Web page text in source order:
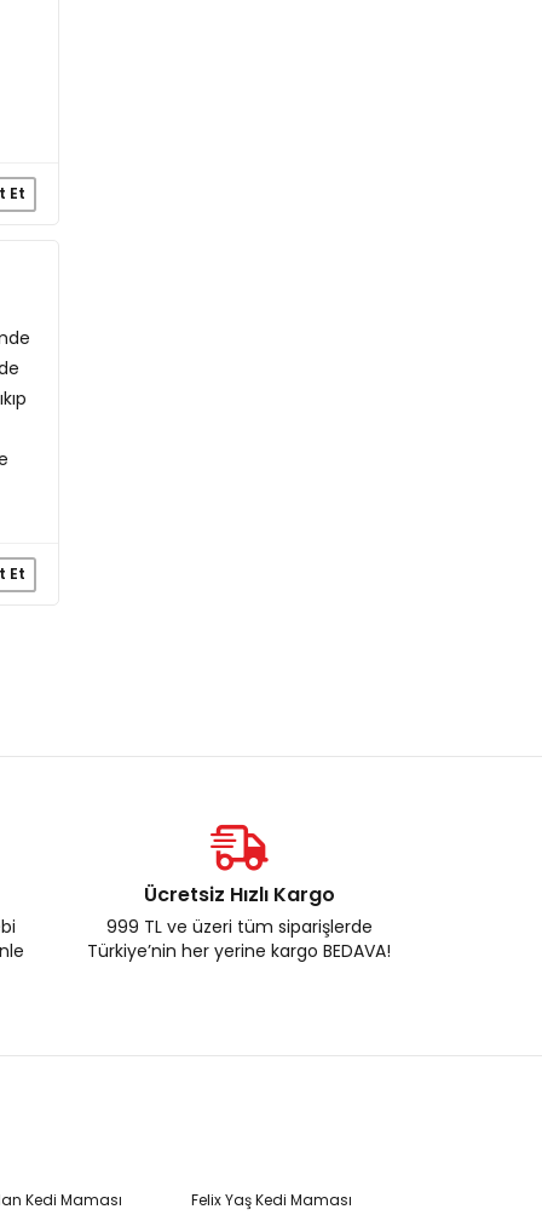
Et
Et
Ücretsiz Hızlı Kargo
999 TL ve üzeri tüm siparişlerde
Türkiye’nin her yerine kargo BEDAVA!
Kedi Maması
Felix Yaş Kedi Maması